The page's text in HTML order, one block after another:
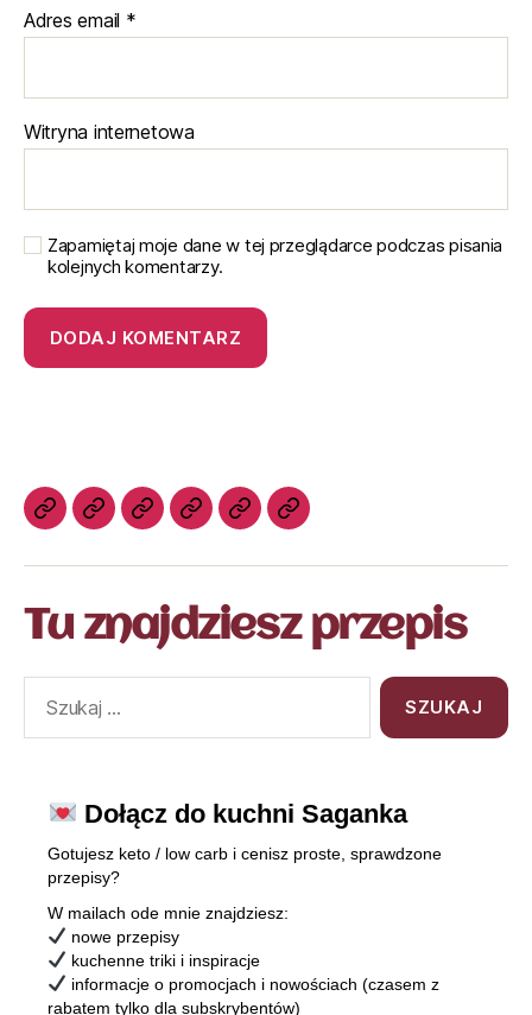
Adres email *
Witryna internetowa
Zapamiętaj moje dane w tej przeglądarce podczas pisania
kolejnych komentarzy.
Tu znajdziesz przepis
Dołącz do kuchni Saganka
Gotujesz keto / low carb i cenisz proste, sprawdzone
przepisy?
W mailach ode mnie znajdziesz:
nowe przepisy
kuchenne triki i inspiracje
informacje o promocjach i nowościach (czasem z
rabatem tylko dla subskrybentów)